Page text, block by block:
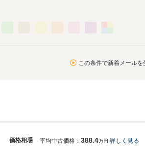
この条件で新着メールを
価格相場 平均中古価格： 388.4万円 詳しく見る